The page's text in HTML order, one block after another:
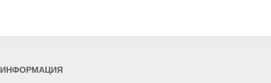
ИНФОРМАЦИЯ